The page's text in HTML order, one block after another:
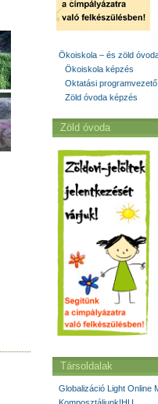
Ökoiskola – és zöld
Ökoiskola képzés
Oktatási programvezető
Zöld óvoda képzés
Zöld óvoda
Társoldalak
Globalizáció Light Online